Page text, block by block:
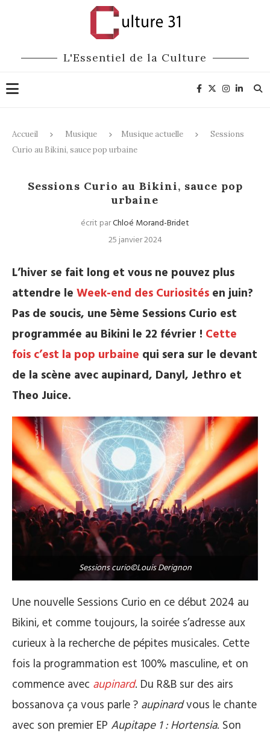
L'Essentiel de la Culture
Accueil Musique Musique actuelle
Sessions
Curio au Bikini, sauce pop urbaine
Sessions Curio au Bikini, sauce pop
urbaine
écrit parChloé Morand-Bridet
25 janvier 2024
L’hiver se fait long et vous ne pouvez plus
attendre le Week-end des Curiosités en juin?
Pas de soucis, une 5ème Sessions Curio est
programmée au Bikini le 22 février ! Cette
fois c’est la pop urbaine qui sera sur le devant
de la scène avec aupinard, Danyl, Jethro et
Theo Juice.
Sessions curio©Louis Derignon
Une nouvelle Sessions Curio en ce début 2024 au
Bikini, et comme toujours, la soirée s’adresse aux
curieux à la recherche de pépites musicales. Cette
fois la programmation est 100% masculine, et on
commence avec aupinard. Du R&B sur des airs
bossanova ça vous parle ? aupinardvous le chante
avec son premier EP Aupitape 1 : Hortensia. Son